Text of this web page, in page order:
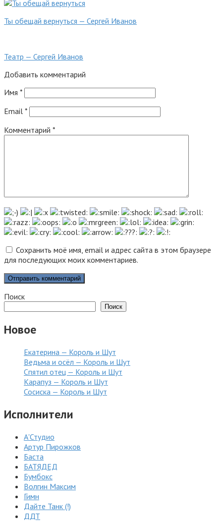
Ты обещай вернуться — Сергей Иванов
Театр — Сергей Иванов
Добавить комментарий
Имя *
Email *
Комментарий *
Сохранить моё имя, email и адрес сайта в этом браузере
для последующих моих комментариев.
Поиск
Поиск
Новое
Екатерина — Король и Шут
Ведьма и осёл — Король и Шут
Спятил отец — Король и Шут
Карапуз — Король и Шут
Сосиска — Король и Шут
Исполнители
А'Студио
Артур Пирожков
Баста
БАТЯДЕД
Бумбокс
Волгин Максим
Гимн
Дайте Танк (!)
ДДТ